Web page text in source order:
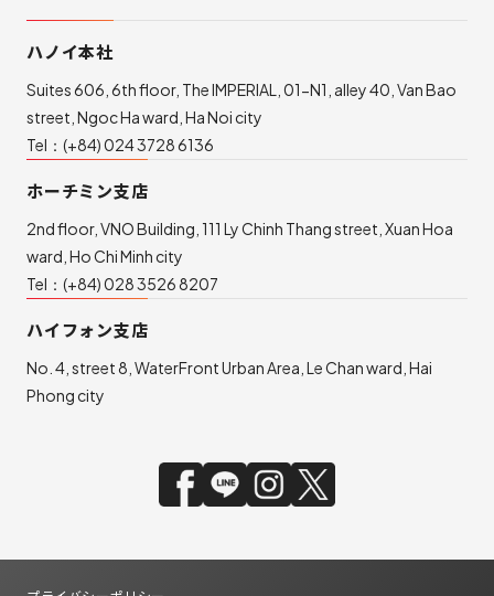
ハノイ本社
Suites 606, 6th floor, The IMPERIAL, 01-N1, alley 40, Van Bao
street, Ngoc Ha ward, Ha Noi city
Tel： (+84) 024 3728 6136
ホーチミン支店
2nd floor, VNO Building, 111 Ly Chinh Thang street, Xuan Hoa
ward, Ho Chi Minh city
Tel： (+84) 028 3526 8207
ハイフォン支店
No. 4, street 8, WaterFront Urban Area, Le Chan ward, Hai
Phong city